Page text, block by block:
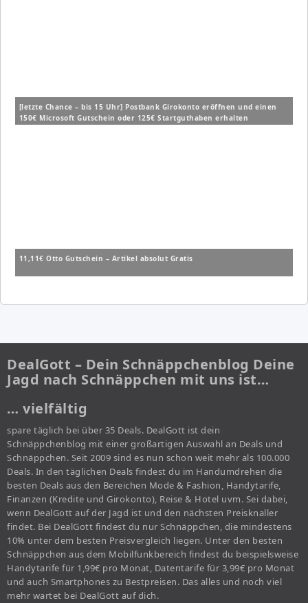
[letzte Chance – bis 15 Uhr] Postbank Girokonto eröffnen und einen
150€ Microsoft Gutschein oder 125€ Startguthaben erhalten
11,11€ Otto Gutschein – Artikel absolut Gratis
DealGott – Dein Schnäppchenblog Deine
Jagd nach Schnäppchen mit uns ist…
… vielfältig
spare täglich bei über 35 Deals. DealGott ist dein
Schnäppchenblog mit einer großartigen Auswahl an Deals und
Schnäppchen. Seit 2009 sind es nun schon weit mehr als 100.000
Deals. In den täglichen Deals findest du im Handumdrehen die
besten Deals aus den Bereichen Mode & Fashion, Handytarife,
Finanzen (Kredite und Girokonto), Reise & Hotel uvm. Sei dabei,
wenn DealGott auf der Jagd ist und den nächsten Preisknaller
findet. Bei DealGott findest du nur Schnäppchen, die mindestens
10% unter dem besten Preisvergleich liegen. Unter den besten
Schnäppchen aus dem Mobilfunkbereich findest du beispielsweise
Handytarife für 1,99€ pro Monat, Datentarife für 3,99€ pro Monat
und auch Smartphones zu Bestpreisen. Das alles und noch viel
mehr wartet bei DealGott auf dich.